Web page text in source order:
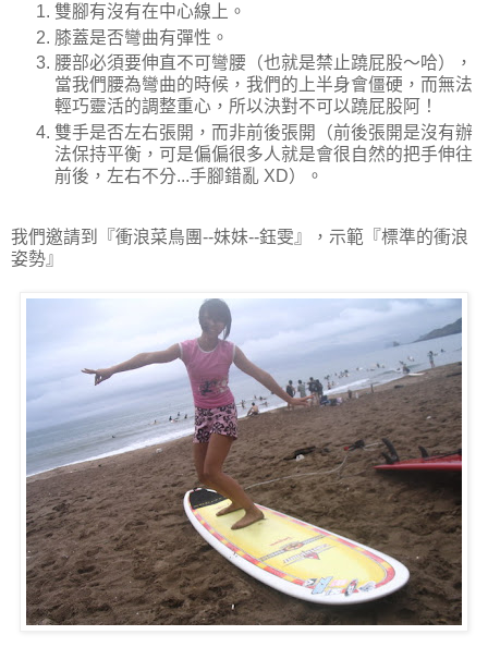
雙腳有沒有在中心線上。
膝蓋是否彎曲有彈性。
腰部必須要伸直不可彎腰（也就是禁止蹺屁股～哈），
當我們腰為彎曲的時候，我們的上半身會僵硬，而無法
輕巧靈活的調整重心，所以決對不可以蹺屁股阿！
雙手是否左右張開，而非前後張開（前後張開是沒有辦
法保持平衡，可是偏偏很多人就是會很自然的把手伸往
前後，左右不分...手腳錯亂 XD）。
我們邀請到『衝浪菜鳥團--妹妹--鈺雯』，示範『標準的衝浪
姿勢』